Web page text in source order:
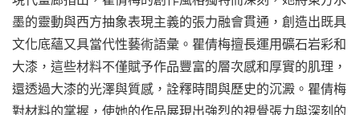
墨的靈動與西方抽象表現主義的張力融會貫通，創造出既具
文化底蘊又具當代性藝術語彙。瞿倩梅擅長運用礦石岩彩和
大漆，這些材料不僅賦予作品豐富的層次感和厚實的肌理，
還透過大漆的光澤與質感，詮釋時間與歷史的沉澱。瞿倩梅
對材料的掌握，使她的作品展現出強烈的視覺張力與深刻的